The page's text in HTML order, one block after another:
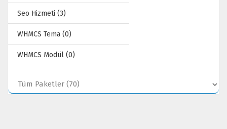
Seo Hizmeti (3)
WHMCS Tema (0)
WHMCS Modül (0)